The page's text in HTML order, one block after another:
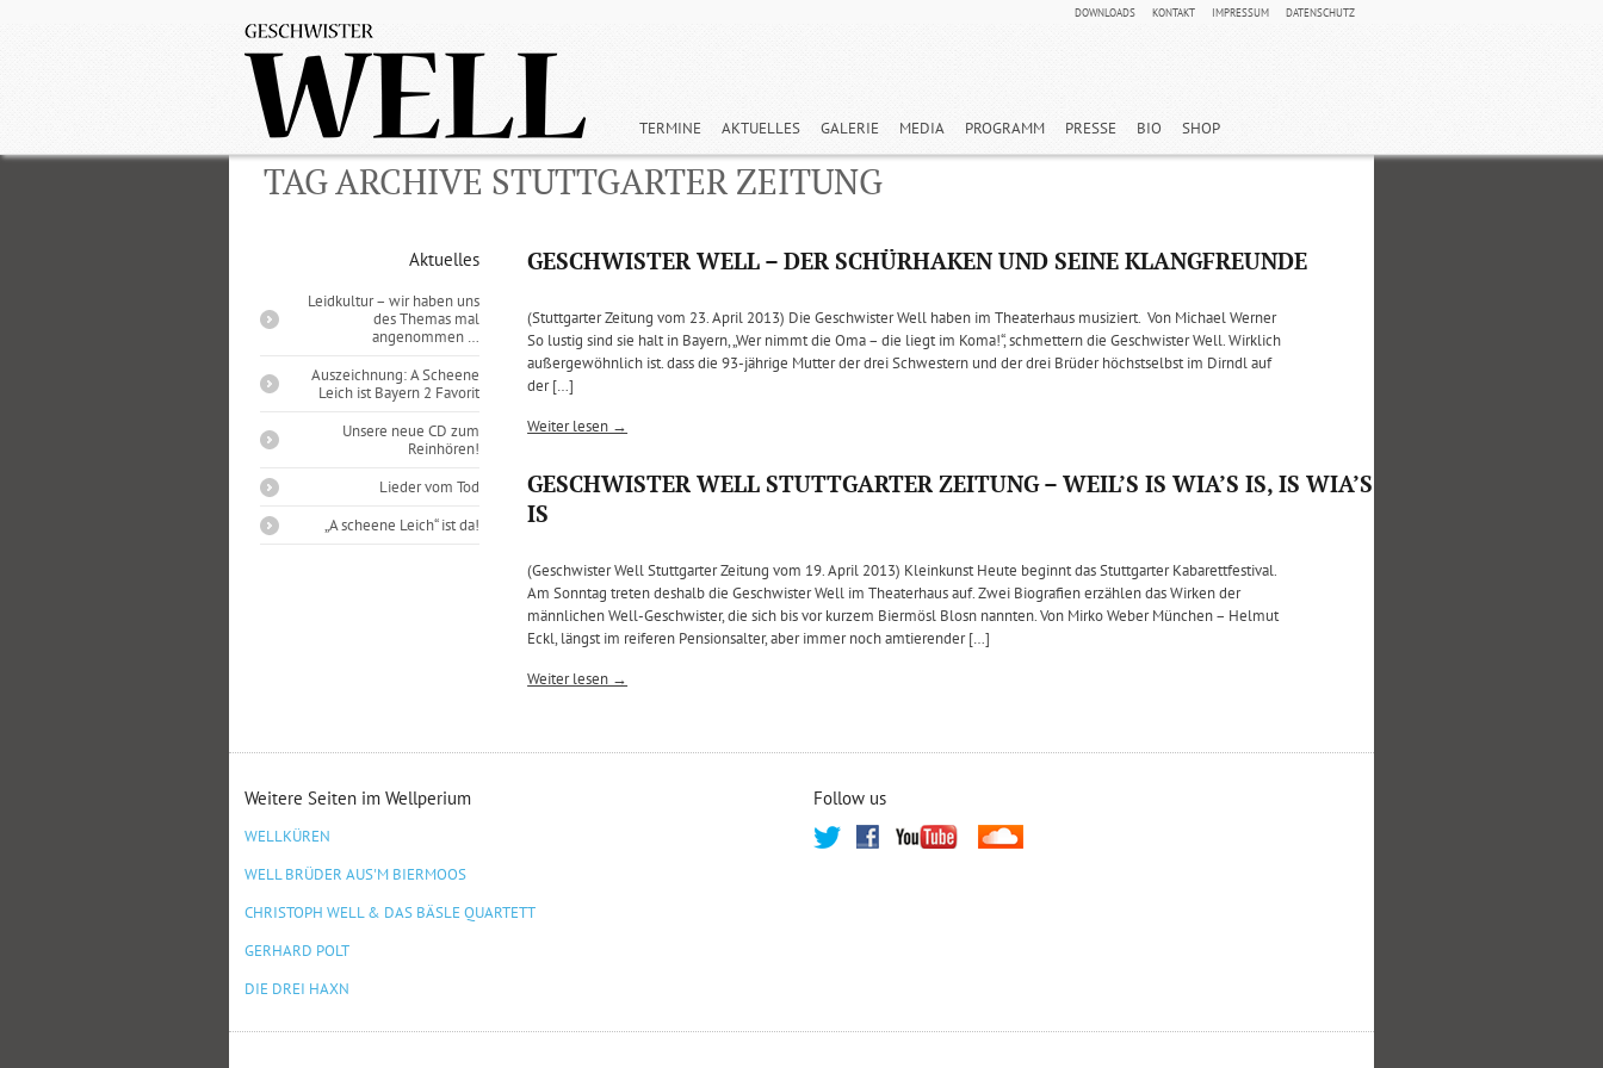
DOWNLOADS KONTAKT IMPRESSUM DATENSCHUTZ
TERMINE AKTUELLES GALERIE MEDIA PROGRAMM PRESSE BIO SHOP
TAG ARCHIVE STUTTGARTER ZEITUNG
GESCHWISTER WELL – DER SCHÜRHAKEN UND SEINE KLANGFREUNDE
(Stuttgarter Zeitung vom 23. April 2013) Die Geschwister Well haben im Theaterhaus musiziert. Von Michael Werner
So lustig sind sie halt in Bayern, „Wer nimmt die Oma – die liegt im Koma!“, schmettern die Geschwister Well. Wirklich
außergewöhnlich ist. dass die 93-jährige Mutter der drei Schwestern und der drei Brüder höchstselbst im Dirndl auf
der […]
Weiter lesen →
GESCHWISTER WELL STUTTGARTER ZEITUNG – WEIL’S IS WIA’S IS, IS WIA’S
IS
(Geschwister Well Stuttgarter Zeitung vom 19. April 2013) Kleinkunst Heute beginnt das Stuttgarter Kabarettfestival.
Am Sonntag treten deshalb die Geschwister Well im Theaterhaus auf. Zwei Biografien erzählen das Wirken der
männlichen Well-Geschwister, die sich bis vor kurzem Biermösl Blosn nannten. Von Mirko Weber München – Helmut
Eckl, längst im reiferen Pensionsalter, aber immer noch amtierender […]
Weiter lesen →
Aktuelles
Leidkultur – wir haben uns
des Themas mal
angenommen …
Auszeichnung: A Scheene
Leich ist Bayern 2 Favorit
Unsere neue CD zum
Reinhören!
Lieder vom Tod
„A scheene Leich“ ist da!
Weitere Seiten im Wellperium
WELLKÜREN
WELL BRÜDER AUS'M BIERMOOS
CHRISTOPH WELL & DAS BÄSLE QUARTETT
GERHARD POLT
DIE DREI HAXN
Follow us